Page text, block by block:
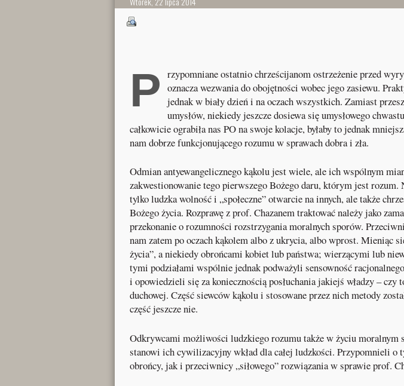
P rzypomniane ostatnio chrześcijanom ostrzeżenie przed
oznacza wezwania do obojętności wobec jego zasiewu.
jednak w biały dzień i na oczach wszystkich. Zamiast
umysłów, niekiedy jeszcze dosiewa się umysłowego
całkowicie ograbiła nas PO na swoje kolacje, byłaby to jednak
nam dobrze funkcjonującego rozumu w sprawach dobra i zła.
Odmian antyewangelicznego kąkolu jest wiele, ale ich wspólnym
zakwestionowanie tego pierwszego Bożego daru, którym jest rozum.
tylko ludzka wolność i „społeczne” otwarcie na innych, ale także
Bożego życia. Rozprawę z prof. Chazanem traktować należy jako
przekonanie o rozumności rozstrzygania moralnych sporów.
nam zatem po oczach kąkolem albo z ukrycia, albo wprost. Mieniąc
życia”, a niekiedy obrońcami kobiet lub państwa; wierzącymi lub
tymi podziałami wspólnie jednak podważyli sensowność
i opowiedzieli się za koniecznością posłuchania jakiejś władzy – czy
duchowej. Część siewców kąkolu i stosowane przez nich metody
część jeszcze nie.
Odkrywcami możliwości ludzkiego rozumu także w życiu moralnym
stanowi ich cywilizacyjny wkład dla całej ludzkości. Przypomnieli o
obrońcy, jak i przeciwnicy „siłowego” rozwiązania w sprawie prof.